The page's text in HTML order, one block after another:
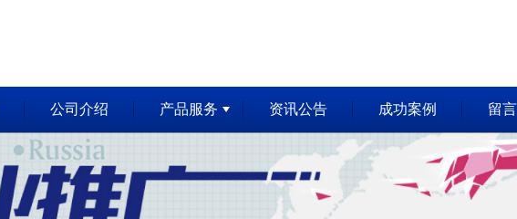
公司介绍 产品服务 资讯公告 成功案例 留